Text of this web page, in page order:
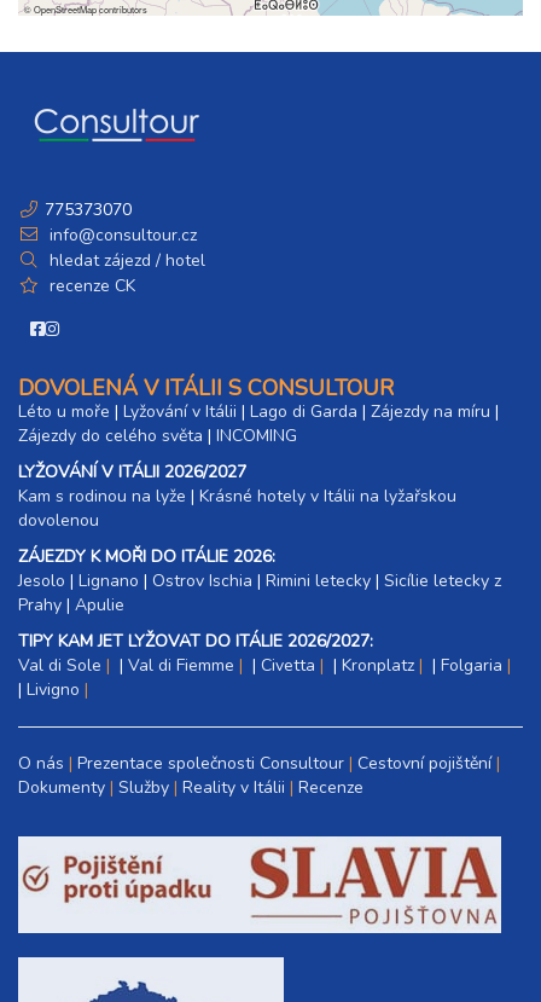
©OpenStreetMapcontributors
775373070
info@consultour.cz
hledat zájezd / hotel
recenze CK
DOVOLENÁ V ITÁLII S CONSULTOUR
Léto u moře | Lyžování v Itálii | Lago di Garda | Zájezdy na míru |
Zájezdy do celého světa | INCOMING
LYŽOVÁNÍ V ITÁLII 2026/2027
Kam s rodinou na lyže |​ Krásné hotely v Itálii na lyžařskou
dovolenou
ZÁJEZDY K MOŘI DO ITÁLIE 2026:
Jesolo | Lignano | Ostrov Ischia | Rimini letecky | Sicílie letecky z
Prahy | Apulie
TIPY KAM JET LYŽOVAT DO ITÁLIE 2026/2027:
Val di Sole
| Val di Fiemme | Civetta | Kronplatz | Folgaria
| Livigno
O nás Prezentace společnosti Consultour Cestovní pojištění
Dokumenty Služby Reality v Itálii Recenze